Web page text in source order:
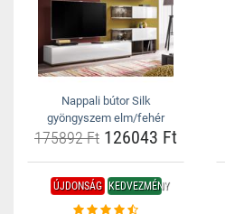
Nappali bútor Silk
gyöngyszem elm/fehér
175892 Ft 126043 Ft
ÚJDONSÁG KEDVEZMÉNY